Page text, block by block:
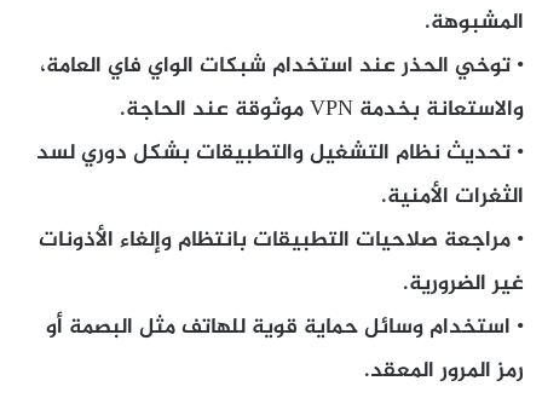
المشبوهة.
• توخي الحذر عند استخدام شبكات الواي فاي العامة،
والاستعانة بخدمة VPN موثوقة عند الحاجة.
• تحديث نظام التشغيل والتطبيقات بشكل دوري لسد
الثغرات الأمنية.
• مراجعة صلاحيات التطبيقات بانتظام وإلغاء الأذونات
غير الضرورية.
• استخدام وسائل حماية قوية للهاتف مثل البصمة أو
رمز المرور المعقد.